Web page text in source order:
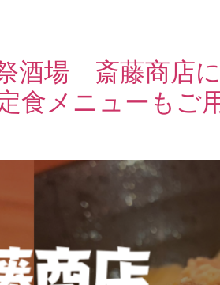
酒場 斎藤商店
食メニューもご